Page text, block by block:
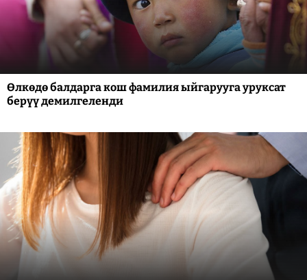
Өлкөдө балдарга кош фамилия ыйгарууга уруксат
берүү демилгеленди